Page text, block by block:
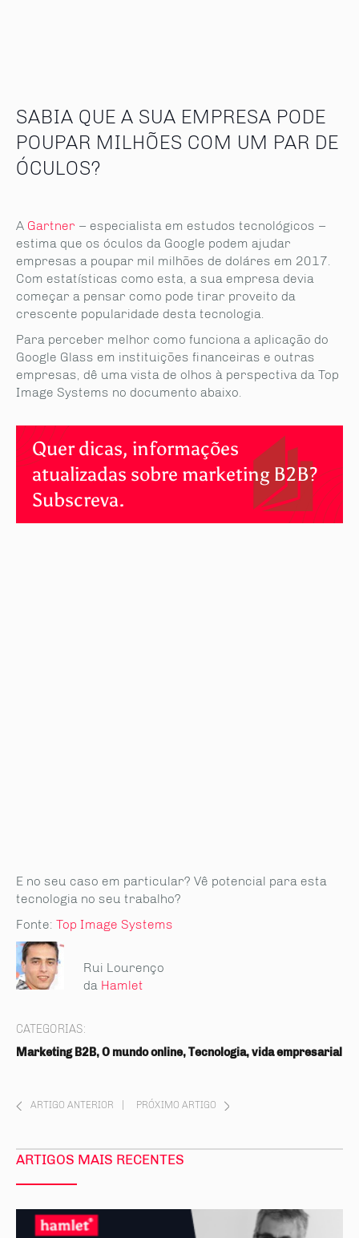
SABIA QUE A SUA EMPRESA PODE
POUPAR MILHÕES COM UM PAR DE
ÓCULOS?
A Gartner – especialista em estudos tecnológicos –
estima que os óculos da Google podem ajudar
empresas a poupar mil milhões de doláres em 2017.
Com estatísticas como esta, a sua empresa devia
começar a pensar como pode tirar proveito da
crescente popularidade desta tecnologia.
Para perceber melhor como funciona a aplicação do
Google Glass em instituições financeiras e outras
empresas, dê uma vista de olhos à perspectiva da Top
Image Systems no documento abaixo.
Quer dicas, informações
atualizadas sobre marketing B2B?
Subscreva.
E no seu caso em particular? Vê potencial para esta
tecnologia no seu trabalho?
Fonte: Top Image Systems
Rui Lourenço
da Hamlet
CATEGORIAS:
Marketing B2B, O mundo online, Tecnologia, vida empresarial
ARTIGO ANTERIOR PRÓXIMO ARTIGO
ARTIGOS MAIS RECENTES